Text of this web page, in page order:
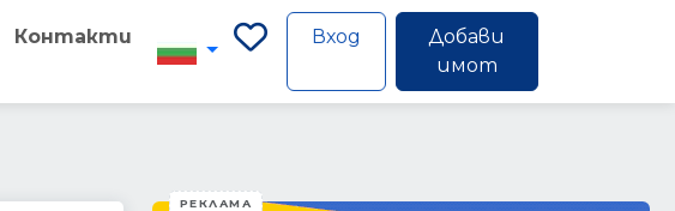
Контакти Вход
Добави
имот
РЕКЛАМА